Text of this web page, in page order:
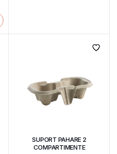
SUPORT PAHARE 2
COMPARTIMENTE